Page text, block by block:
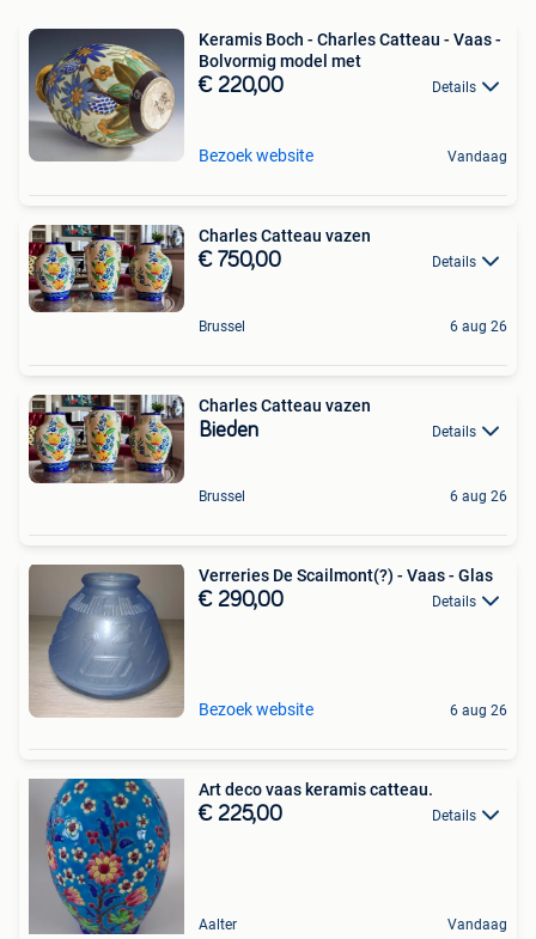
Keramis Boch - Charles Catteau - Vaas -
Bolvormig model met
€ 220,00 Details
Bezoek website Vandaag
Charles Catteau vazen
€ 750,00 Details
Brussel 6 aug 26
Charles Catteau vazen
Bieden Details
Brussel 6 aug 26
Verreries De Scailmont(?) - Vaas - Glas
€ 290,00 Details
Bezoek website 6 aug 26
Art deco vaas keramis catteau.
€ 225,00 Details
Aalter Vandaag